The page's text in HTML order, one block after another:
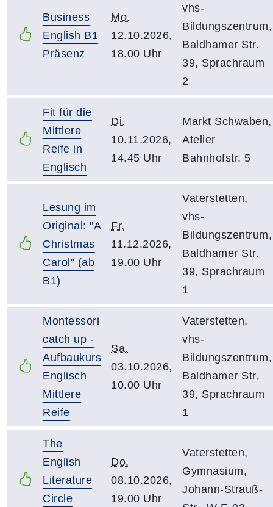
Business
English B1
Präsenz
Mo.
12.10.2026,
18.00 Uhr
vhs-
Bildungszentrum,
Baldhamer Str.
39, Sprachraum
2
Fit für die
Mittlere
Reife in
Englisch
Di.
10.11.2026,
14.45 Uhr
Markt Schwaben,
Atelier
Bahnhofstr. 5
Lesung im
Original: "A
Christmas
Carol" (ab
B1)
Fr.
11.12.2026,
19.00 Uhr
Vaterstetten,
vhs-
Bildungszentrum,
Baldhamer Str.
39, Sprachraum
1
Montessori
catch up -
Aufbaukurs
Englisch
Mittlere
Reife
Sa.
03.10.2026,
10.00 Uhr
Vaterstetten,
vhs-
Bildungszentrum,
Baldhamer Str.
39, Sprachraum
1
The
English
Literature
Circle
Do.
08.10.2026,
19.00 Uhr
Vaterstetten,
Gymnasium,
Johann-Strauß-